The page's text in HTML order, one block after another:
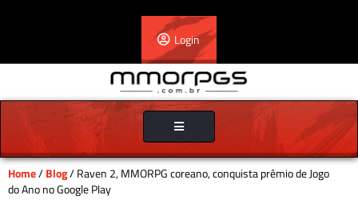
Login
Toggle
navigation
Home/Blog/ Raven 2, MMORPG coreano, conquista prêmio de Jogo
do Ano no Google Play